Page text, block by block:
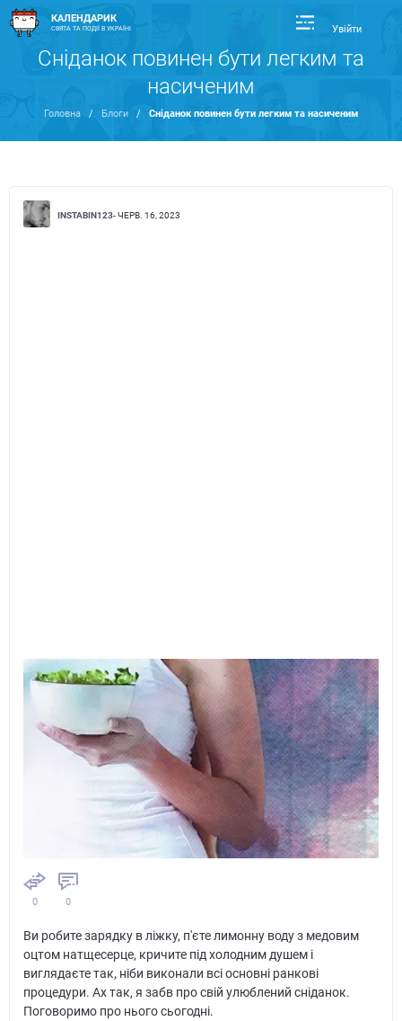
КАЛЕНДАРИК
СВЯТА ТА ПОДІЇ В УКРАЇНІ Увійти
Сніданок повинен бути легким та
насиченим
Головна / Блоги / Сніданок повинен бути легким та насиченим
INSTABIN123- ЧЕРВ. 16, 2023
0 0
Ви робите зарядку в ліжку, п'єте лимонну воду з медовим
оцтом натщесерце, кричите під холодним душем і
виглядаєте так, ніби виконали всі основні ранкові
процедури. Ах так, я забв про свій улюблений сніданок.
Поговоримо про нього сьогодні.